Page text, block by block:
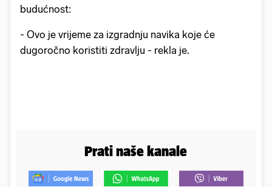
budućnost:
- Ovo je vrijeme za izgradnju navika koje će
dugoročno koristiti zdravlju - rekla je.
Prati naše kanale